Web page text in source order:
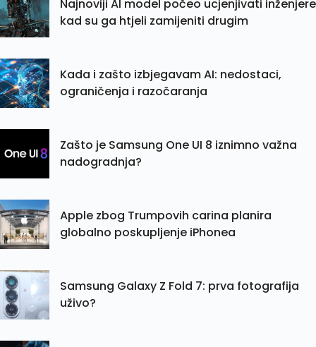
Najnoviji AI model počeo ucjenjivati inženjere
kad su ga htjeli zamijeniti drugim
Kada i zašto izbjegavam AI: nedostaci,
ograničenja i razočaranja
Zašto je Samsung One UI 8 iznimno važna
nadogradnja?
Apple zbog Trumpovih carina planira
globalno poskupljenje iPhonea
Samsung Galaxy Z Fold 7: prva fotografija
uživo?